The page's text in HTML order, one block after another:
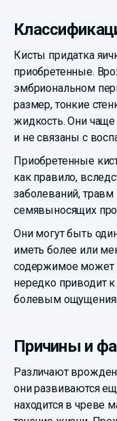
Кисты придатка
приобретенные.
эмбриональном
размер, тонкие
жидкость. Они чаще
и не связаны с
Приобретенные
как правило,
заболеваний,
семявыносящих
Они могут быть
иметь более или
содержимое может
нередко приводит
болевым
Причины и
Различают
они развиваются
находится в чреве